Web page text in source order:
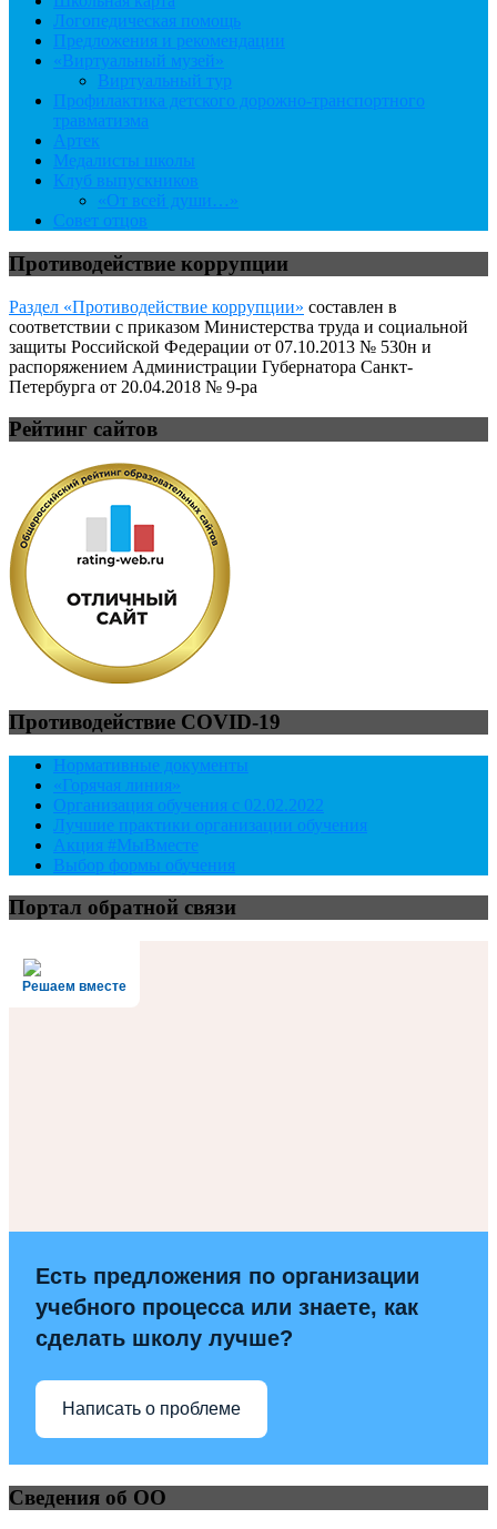
Логопедическая помощь
Предложения и рекомендации
«Виртуальный музей»
Виртуальный тур
Профилактика детского дорожно-транспортного
травматизма
Артек
Медалисты школы
Клуб выпускников
«От всей души…»
Совет отцов
Противодействие коррупции
Раздел «Противодействие коррупции» составлен в
соответствии с приказом Министерства труда и социальной
защиты Российской Федерации от 07.10.2013 № 530н и
распоряжением Администрации Губернатора Санкт-
Петербурга от 20.04.2018 № 9-ра
Рейтинг сайтов
Противодействие COVID-19
Нормативные документы
«Горячая линия»
Организация обучения с 02.02.2022
Лучшие практики организации обучения
Акция #МыВместе
Выбор формы обучения
Портал обратной связи
Решаем вместе
Есть предложения по организации
учебного процесса или знаете, как
сделать школу лучше?
Написать о проблеме
Сведения об ОО